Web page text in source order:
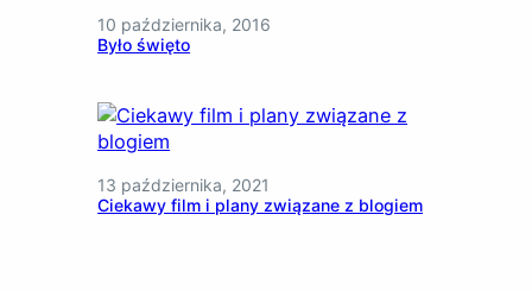
10 października, 2016
Było święto
13 października, 2021
Ciekawy film i plany związane z blogiem